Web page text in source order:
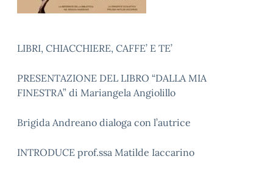
LIBRI, CHIACCHIERE, CAFFE’ E TE’
PRESENTAZIONE DEL LIBRO “DALLA MIA
FINESTRA” di Mariangela Angiolillo
Brigida Andreano dialoga con l’autrice
INTRODUCE prof.ssa Matilde Iaccarino